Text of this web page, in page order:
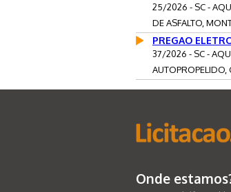
25/2026 - SC -
DE ASFALTO,
PREGAO
37/2026 - SC -
AUTOPROPELIDO,
Onde